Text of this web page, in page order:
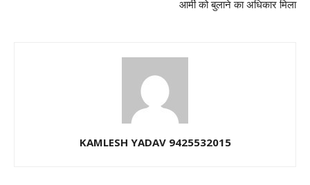
आर्मी को बुलाने का अधिकार मिला
KAMLESH YADAV 9425532015